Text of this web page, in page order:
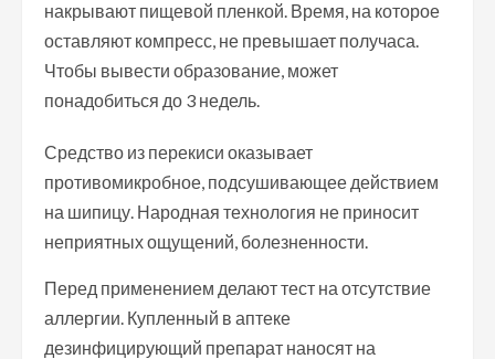
накрывают пищевой пленкой. Время, на которое
оставляют компресс, не превышает получаса.
Чтобы вывести образование, может
понадобиться до 3 недель.
Средство из перекиси оказывает
противомикробное, подсушивающее действием
на шипицу. Народная технология не приносит
неприятных ощущений, болезненности.
Перед применением делают тест на отсутствие
аллергии. Купленный в аптеке
дезинфицирующий препарат наносят на